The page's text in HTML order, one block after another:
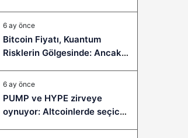
6 ay önce
Bitcoin Fiyatı, Kuantum
Risklerin Gölgesinde: Ancak
Sıçramaya Yaşayabilir!
6 ay önce
PUMP ve HYPE zirveye
oynuyor: Altcoinlerde seçici